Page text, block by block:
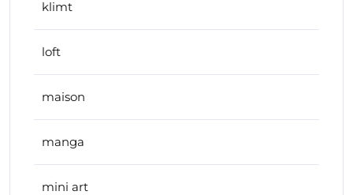
klimt
loft
maison
manga
mini art